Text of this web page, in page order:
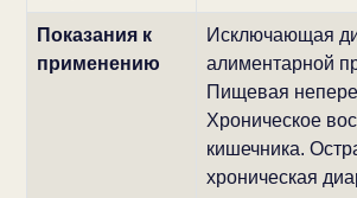
Показания к
применению
Исключающая
алиментарной
Пищевая
Хроническое
кишечника.
хроническая